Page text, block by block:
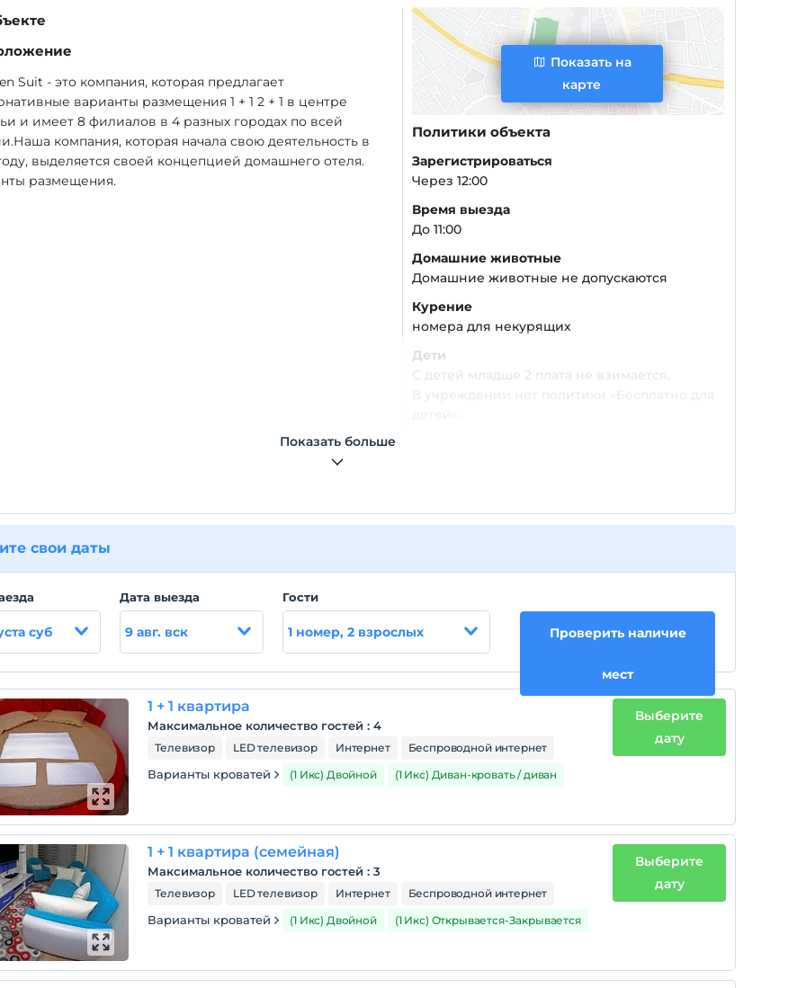
Suit - это компания, которая предлагает
варианты размещения 1 + 1 2 + 1 в центре
и имеет 8 филиалов в 4 разных городах по всей
компания, которая начала свою деятельность в
выделяется своей концепцией домашнего отеля.
размещения.
Показать на
карте
Политики объекта
Зарегистрироваться
Через 12:00
Время выезда
До 11:00
Домашние животные
Домашние животные не допускаются
Курение
номера для некурящих
Дети
С детей младше 2 плата не взимается.
Показать больше
свои даты
суб
Дата выезда
9 авг. вск
Гости
1 номер, 2 взрослых Проверить наличие
мест
1 + 1 квартира
Максимальное количество гостей :4
Телевизор LED телевизор Интернет Беспроводной интернет
Варианты кроватей (1 Икс) Двойной (1 Икс) Диван-кровать / диван
Выберите
дату
1 + 1 квартира (семейная)
Максимальное количество гостей :3
Телевизор LED телевизор Интернет Беспроводной интернет
Варианты кроватей (1 Икс) Двойной (1 Икс) Открывается-Закрывается
Выберите
дату